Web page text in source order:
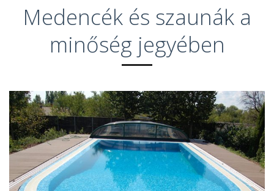
Medencék és szaunák a
minőség jegyében